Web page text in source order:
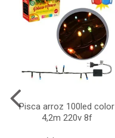
Pisca arroz 100led color
4,2m 220v 8f